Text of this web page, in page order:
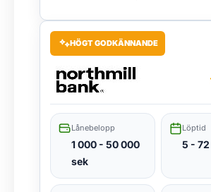
HÖGT GODKÄNNANDE
Lånebelopp
1 000 - 50 000
sek
Löptid
5 -